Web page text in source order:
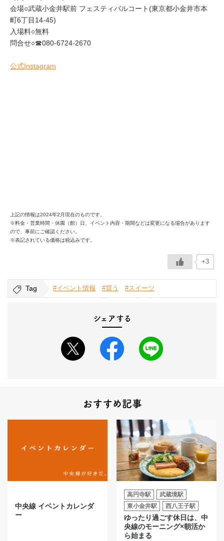
会場○武蔵小金井駅前 フェスティバルコート(東京都小金井市本
町6丁目14-45)
入場料○無料
問合せ○☎080-6724-2670
公式Instagram
上記の情報は2024年2月現在のものです。
※料金・営業時間・休園（館）日、イベント内容・期間などは変更になる場合があります
ので、事前にご確認ください。
※表記されている価格は税込みです。
+3
Tag #イベント情報 #買う #スイーツ
シェアする
おすすめ記事
中央線 イベントカレンダ
ー
高円寺駅
武蔵境駅
東小金井駅
西八王子駅
ゆったり過ごす休日は、中
央線のモーニング×朝活か
ら始まる